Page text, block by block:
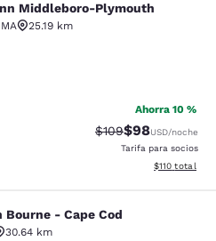
Plymouth
Middleboro-Plymouth
MA
25.19 km
4.16 estrellas. Muy bueno. 176 reseñas
Ahorra 10 %
Tarifa tachada:
$109Tarifa
$98USD/noche
Tarifa para socios
Ver detalles
$110 total
- Cape Cod
Bourne - Cape Cod
30.64 km